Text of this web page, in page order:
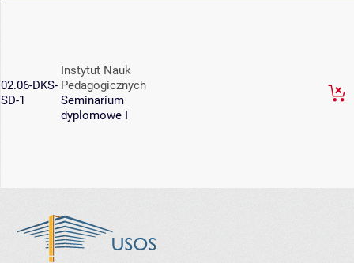
02.06-DKS-
SD-1
Instytut Nauk
Pedagogicznych
Seminarium
dyplomowe I